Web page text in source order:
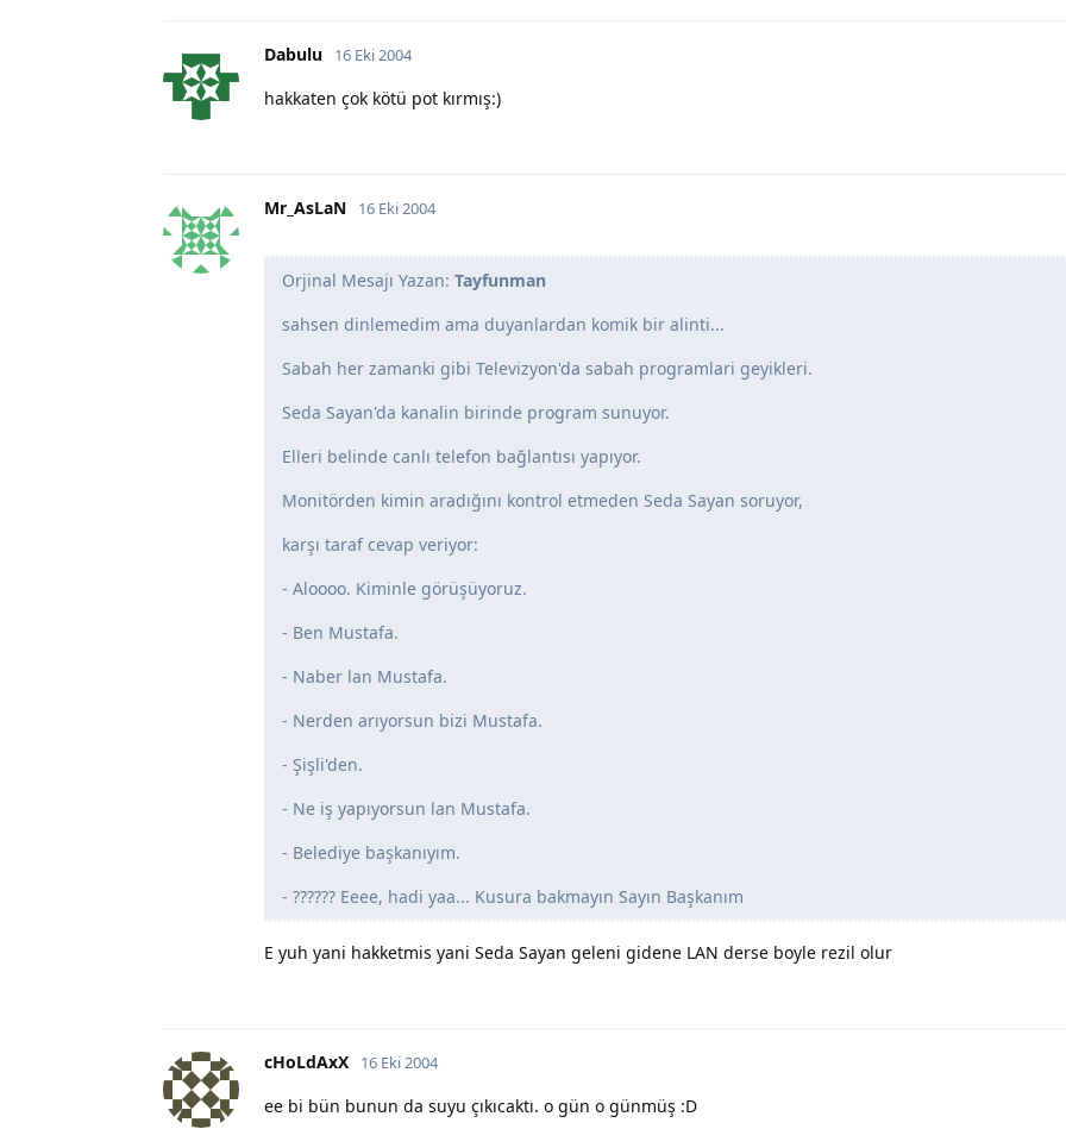
Dabulu 16 Eki 2004
hakkaten çok kötü pot kırmış:)
Mr_AsLaN 16 Eki 2004
Orjinal Mesajı Yazan: Tayfunman
sahsen dinlemedim ama duyanlardan komik bir alinti...
Sabah her zamanki gibi Televizyon'da sabah programlari geyikleri.
Seda Sayan'da kanalin birinde program sunuyor.
Elleri belinde canlı telefon bağlantısı yapıyor.
Monitörden kimin aradığını kontrol etmeden Seda Sayan soruyor,
karşı taraf cevap veriyor:
- Aloooo. Kiminle görüşüyoruz.
- Ben Mustafa.
- Naber lan Mustafa.
- Nerden arıyorsun bizi Mustafa.
- Şişli'den.
- Ne iş yapıyorsun lan Mustafa.
- Belediye başkanıyım.
- ?????? Eeee, hadi yaa... Kusura bakmayın Sayın Başkanım
E yuh yani hakketmis yani Seda Sayan geleni gidene LAN derse boyle rezil olur
cHoLdAxX 16 Eki 2004
ee bi bün bunun da suyu çıkıcaktı. o gün o günmüş :D